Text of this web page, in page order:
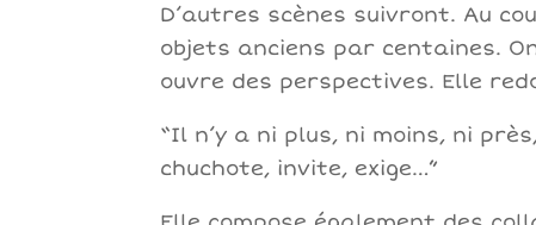
D’autres scènes suivront. Au
objets anciens par centaines.
ouvre des perspectives. Elle
“Il n’y a ni plus, ni moins, ni
chuchote, invite, exige…”